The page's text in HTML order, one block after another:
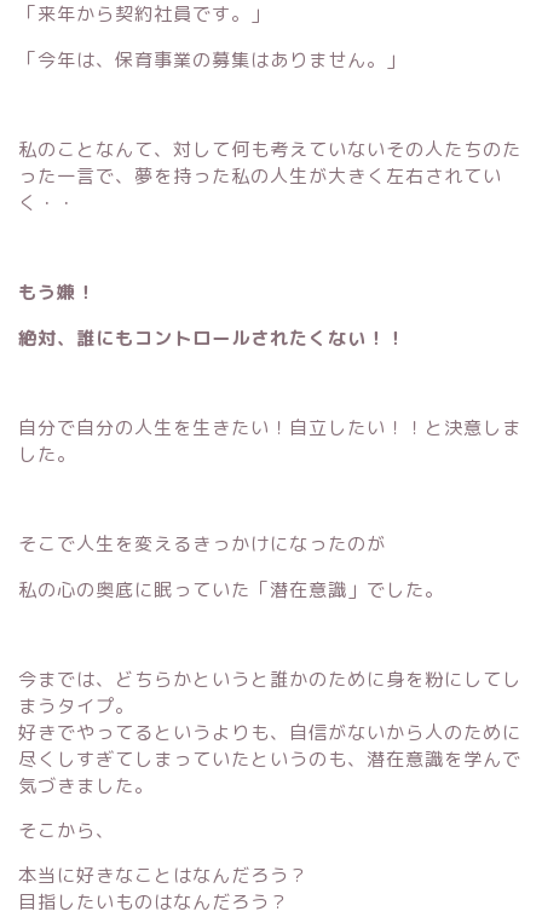
「来年から契約社員です。」
「今年は、保育事業の募集はありません。」
私のことなんて、対して何も考えていないその人たちのた
った一言で、夢を持った私の人生が大きく左右されてい
く・・
もう嫌！
絶対、誰にもコントロールされたくない！！
自分で自分の人生を生きたい！自立したい！！と決意しま
した。
そこで人生を変えるきっかけになったのが
私の心の奥底に眠っていた「潜在意識」でした。
今までは、どちらかというと誰かのために身を粉にしてし
まうタイプ。
好きでやってるというよりも、自信がないから人のために
尽くしすぎてしまっていたというのも、潜在意識を学んで
気づきました。
そこから、
本当に好きなことはなんだろう？
目指したいものはなんだろう？